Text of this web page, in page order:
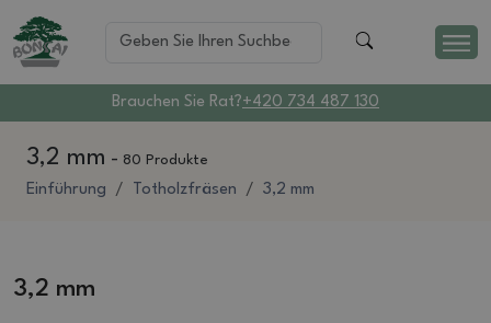
Brauchen Sie Rat?+420 734 487 130
3,2 mm - 80 Produkte
Einführung Totholzfräsen 3,2 mm
3,2 mm